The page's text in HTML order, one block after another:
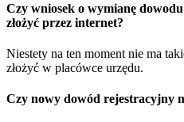
Czy wniosek o wymianę
złożyć przez internet?
Niestety na ten moment nie ma
złożyć w placówce urzędu.
Czy nowy dowód rejestracyjny